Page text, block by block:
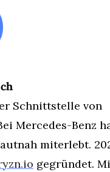
Schnittstelle von
Mercedes-Benz
miterlebt.
gegründet.